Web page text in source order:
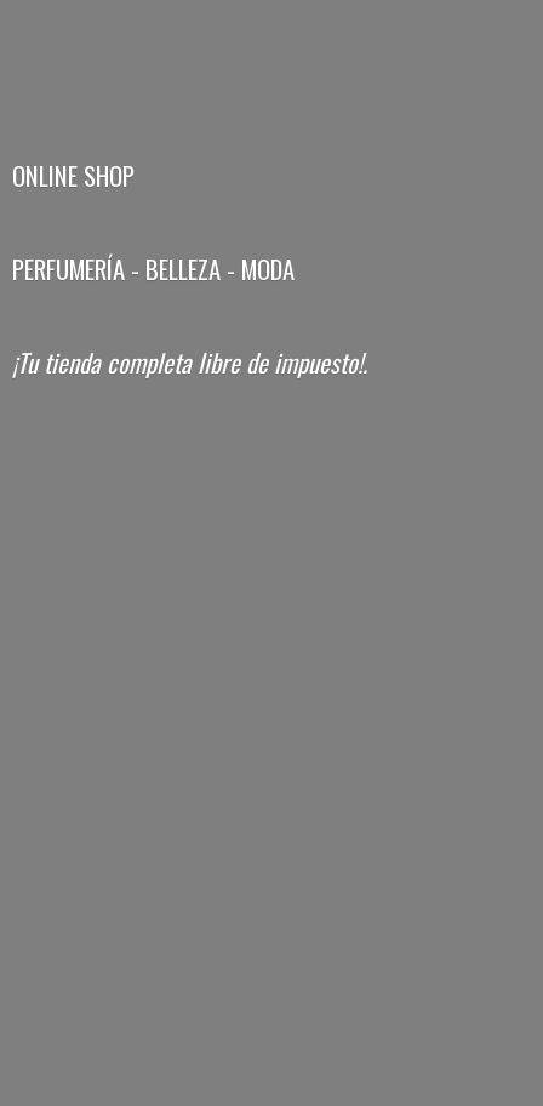
ONLINE SHOP
PERFUMERÍA - BELLEZA - MODA
¡Tu tienda completa librede impuesto!.